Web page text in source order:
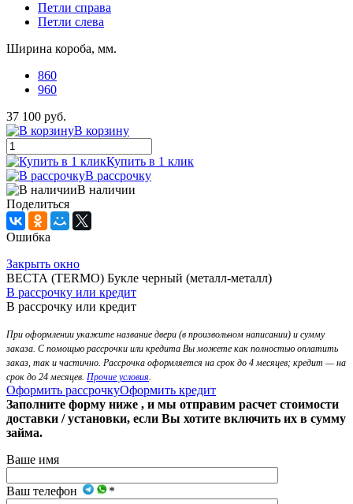
Петли справа
Петли слева
Ширина короба, мм.
860
960
37 100 руб.
В корзину
Купить в 1 клик
В рассрочку
В наличии
Поделиться
Ошибка
Закрыть окно
ВЕСТА (TERMO) Букле черный (металл-металл)
В рассрочку или кредит
В рассрочку или кредит
При оформлении укажите название двери (в произвольном написании) и сумму
заказа. С помощью рассрочки или кредита Вы можете как полностью оплатить
заказ, так и частично. Рассрочка оформляется на срок до 4 месяцев; кредит — на
срок до 24 месяцев. Прочие условия.
Оформить рассрочкуОформить кредит
Заполните форму ниже , и мы отправим расчет стоимости
доставки / установки, если Вы хотите включить их в сумму
займа.
Ваше имя
Ваш телефон *